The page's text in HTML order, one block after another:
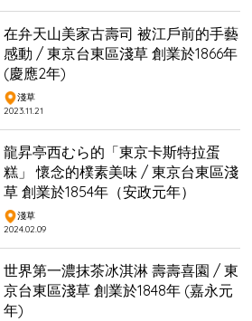
在弁天山美家古壽司 被江戶前的手藝
感動 / 東京台東區淺草 創業於1866年
(慶應2年)
淺草
2023.11.21
龍昇亭西むら的「東京卡斯特拉蛋
糕」 懷念的樸素美味 / 東京台東區淺
草 創業於1854年（安政元年）
淺草
2024.02.09
世界第一濃抹茶冰淇淋 壽壽喜園 / 東
京台東區淺草 創業於1848年 (嘉永元
年)